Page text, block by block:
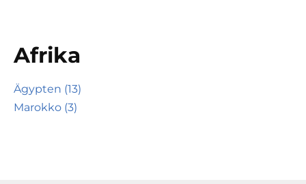
Afrika
Ägypten (13)
Marokko (3)